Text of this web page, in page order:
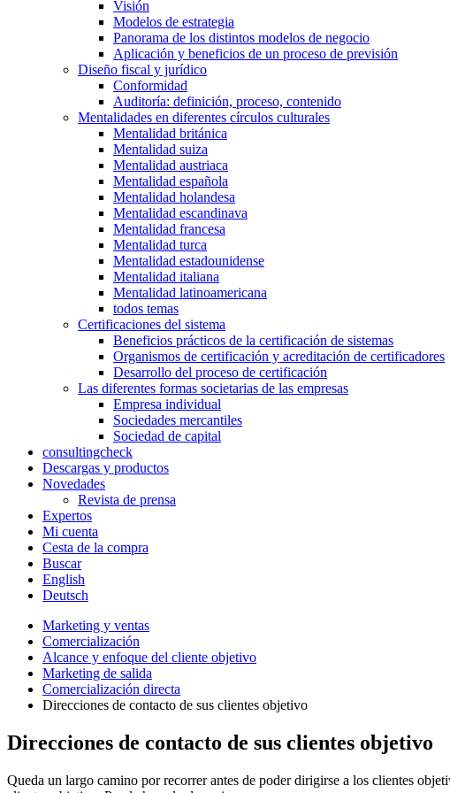
Visión
Modelos de estrategia
Panorama de los distintos modelos de negocio
Aplicación y beneficios de un proceso de previsión
Diseño fiscal y jurídico
Conformidad
Auditoría: definición, proceso, contenido
Mentalidades en diferentes círculos culturales
Mentalidad británica
Mentalidad suiza
Mentalidad austriaca
Mentalidad española
Mentalidad holandesa
Mentalidad escandinava
Mentalidad francesa
Mentalidad turca
Mentalidad estadounidense
Mentalidad italiana
Mentalidad latinoamericana
todos temas
Certificaciones del sistema
Beneficios prácticos de la certificación de sistemas
Organismos de certificación y acreditación de certificadores
Desarrollo del proceso de certificación
Las diferentes formas societarias de las empresas
Empresa individual
Sociedades mercantiles
Sociedad de capital
consultingcheck
Descargas y productos
Novedades
Revista de prensa
Expertos
Mi cuenta
Cesta de la compra
Buscar
English
Deutsch
Marketing y ventas
Comercialización
Alcance y enfoque del cliente objetivo
Marketing de salida
Comercialización directa
Direcciones de contacto de sus clientes objetivo
Direcciones de contacto de sus clientes objetivo
Queda un largo camino por recorrer antes de poder dirigirse a los clientes